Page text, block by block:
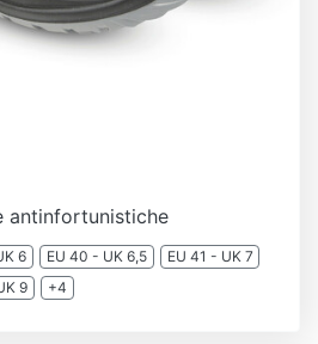
antinfortunistiche
6 EU 40 - UK 6,5
EU 41 - UK 7
9 +4